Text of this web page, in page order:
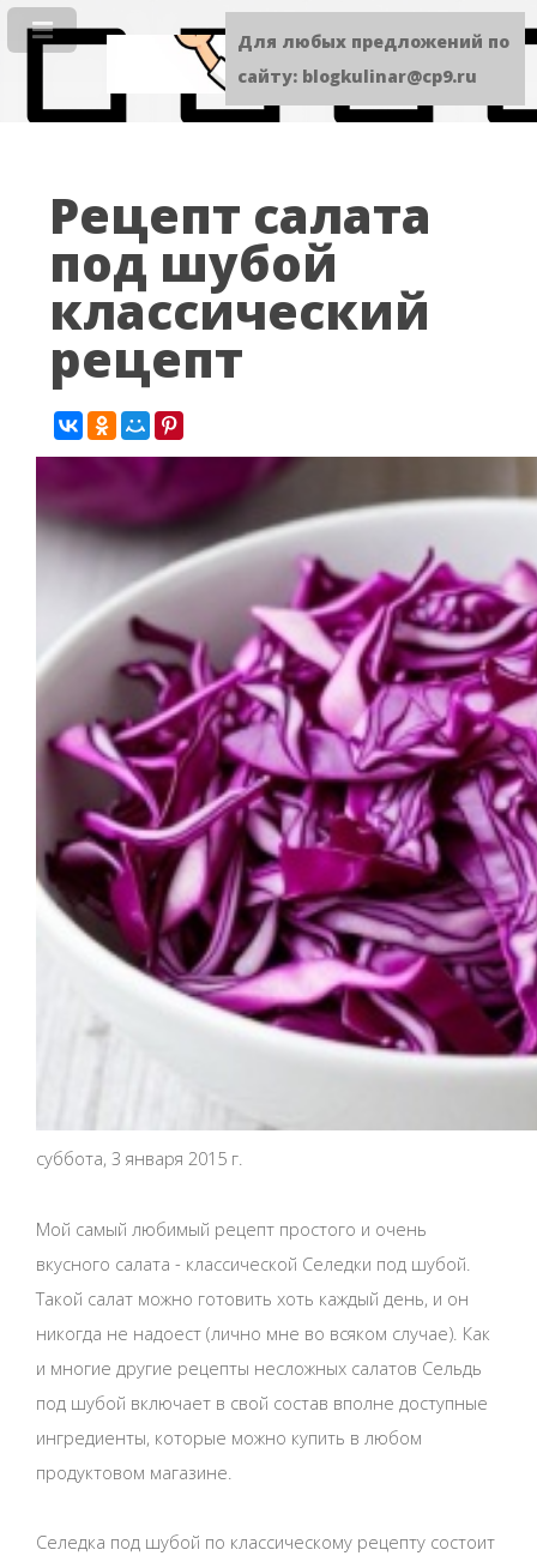
Рецепт салата
под шубой
классический
рецепт
суббота, 3 января 2015 г.
Мой самый любимый рецепт простого и очень
вкусного салата - классической Селедки под шубой.
Такой салат можно готовить хоть каждый день, и он
никогда не надоест (лично мне во всяком случае). Как
и многие другие рецепты несложных салатов Сельдь
под шубой включает в свой состав вполне доступные
ингредиенты, которые можно купить в любом
продуктовом магазине.
Селедка под шубой по классическому рецепту состоит
Для любых предложений по
сайту: blogkulinar@cp9.ru